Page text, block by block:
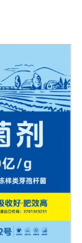
，防止其他有
壤颗粒的形
土壤疏松、肥
农药残留，避
系排放的有害
的外部条件包
土壤酸碱度，
菌肥可以发挥
物菌肥才能发
有利于植物生
可以部分利
和酸，分解土
的磷和钾肥，
磷和钾的同
作物的利用，
物质，如小分